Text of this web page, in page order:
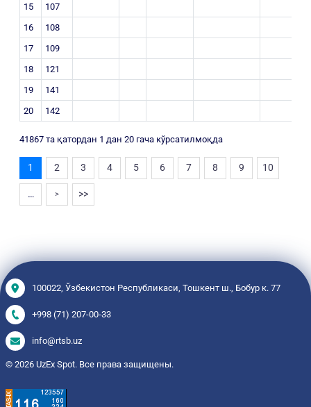
15
107
16
108
17
109
18
121
19
141
20
142
41867 та қатордан 1 дан 20 гача кўрсатилмоқда
1 2 3 4 5 6 7 8 9 10
… > >>
100022, Ўзбекистон Республикаси, Тошкент ш., Бобур к. 77
+998 (71) 207-00-33
info@rtsb.uz
© 2026 UzEx Spot. Все права защищены.